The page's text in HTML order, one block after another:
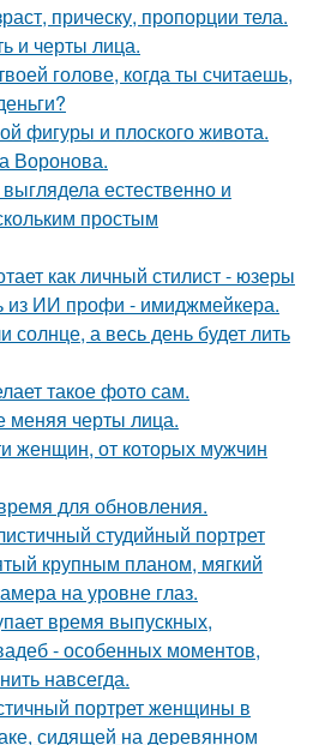
прическу, пропорции тела.
и черты лица.
голове, когда ты считаешь,
фигуры и плоского живота.
Воронова.
естественно и
простым
как личный стилист - юзеры
из ИИ профи - имиджмейкера.
а весь день будет лить
такое фото сам.
меняя черты лица.
женщин, от которых мужчин
для обновления.
студийный портрет
крупным планом, мягкий
на уровне глаз.
время выпускных,
- особенных моментов,
навсегда.
портрет женщины в
сидящей на деревянном